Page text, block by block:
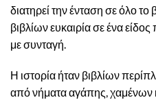
διατηρεί την ένταση σε όλο το
βιβλίων ευκαιρία σε ένα
με συνταγή.
Η ιστορία ήταν βιβλίων
από νήματα αγάπης, χαμένων